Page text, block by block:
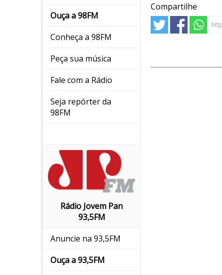
Ouça a 98FM
Conheça a 98FM
Peça sua música
Fale com a Rádio
Seja repórter da
98FM
Rádio Jovem Pan
93,5FM
Anuncie na 93,5FM
Ouça a 93,5FM
Compartilhe